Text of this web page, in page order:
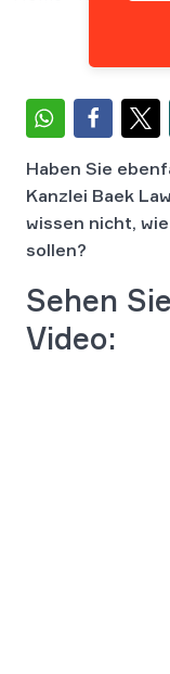
Haben Sie
Kanzlei Baek
wissen nicht,
sollen?
Sehen
Video: